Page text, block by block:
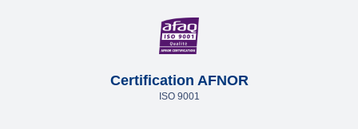
Certification AFNOR
ISO 9001